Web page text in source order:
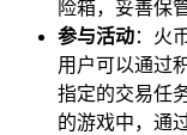
险箱，妥善保管
参与活动：火
用户可以通过
指定的交易任
的游戏中，通